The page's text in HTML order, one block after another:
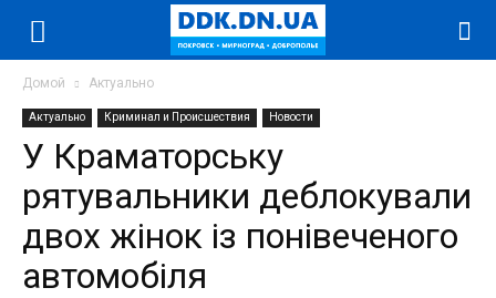
Домой Актуально
Актуально Криминал и Происшествия Новости
У Краматорську
рятувальники деблокували
двох жінок із понівеченого
автомобіля